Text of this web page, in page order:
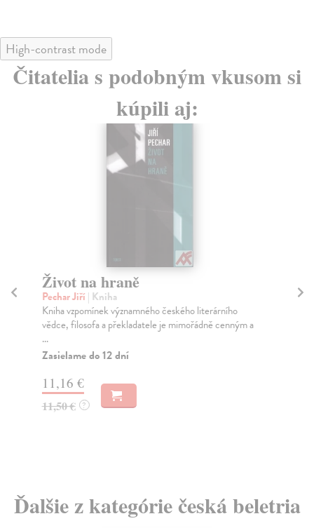
High-contrast mode
Čitatelia s podobným vkusom si
kúpili aj:
Literatura v průsečíku otázek
Pechar Jiří | Kniha
Jiří Pechar patří k osobnostem narozeným na konci 20.
let, které jsou dnes nositeli kontinuity se vz...
Zasielame do 12 dní
11,30 € ?
Ďalšie z kategórie česká beletria